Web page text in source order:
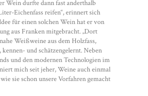
Wein durfte dann fast anderthalb
Eichenfass reifen“, erinnert sich
für einen solchen Wein hat er von
aus Franken mitgebracht. „Dort
Weißweine aus dem Holzfass,
und schätzengelernt. Neben
und den modernen Technologien im
mich seit jeher, Weine auch einmal
sie schon unsere Vorfahren gemacht